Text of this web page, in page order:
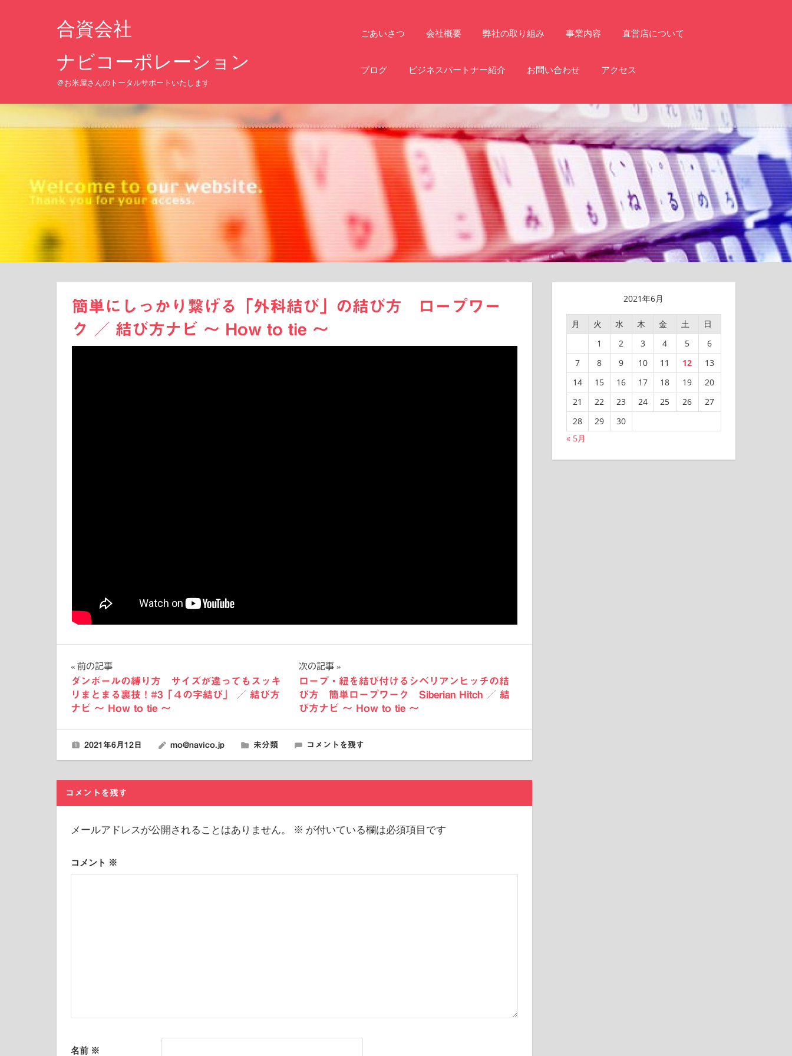
キ
合資会社
ナビコーポレーション
＠お米屋さんのトータルサポートいたします
ごあいさつ 会社概要 弊社の取り組み 事業内容 直営店について
ブログ ビジネスパートナー紹介 お問い合わせ アクセス
簡単にしっかり繋げる「外科結び」の結び方 ロープワー
ク ／ 結び方ナビ 〜 How to tie 〜
投
稿
ナ
ビ
ゲ
ー
シ
ョ
前の記事
ダンボールの縛り方 サイズが違ってもスッキ
リまとまる裏技！#3「４の字結び」 ／ 結び方
ナビ 〜 How to tie 〜
次の記事
ロープ・紐を結び付けるシベリアンヒッチの結
び方 簡単ロープワーク Siberian Hitch ／ 結
び方ナビ 〜 How to tie 〜
2021年6月12日 mo@navico.jp 未分類 コメントを残す
コメントを残す
メールアドレスが公開されることはありません。 ※ が付いている欄は必須項目です
コメント ※
名前 ※
2021年6月
月 火 水 木 金 土
日
1
2 3 4 5
6
7
8 9 10 11 12
13
14
15 16 17 18 19
20
21
22 23 24 25 26
27
28
29
30
« 5月